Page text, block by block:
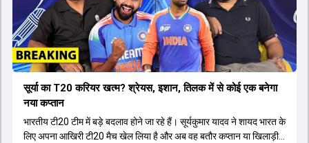
सूर्या का T20 करियर खत्म? श्रेयस, इशान, तिलक में से कोई एक बनेगा
नया कप्तान
भारतीय टी20 टीम में बड़े बदलाव होने जा रहे हैं। सूर्यकुमार यादव ने शायद भारत के
लिए अपना आखिरी टी20 मैच खेल लिया है और अब वह बतौर कप्तान या खिलाड़ी